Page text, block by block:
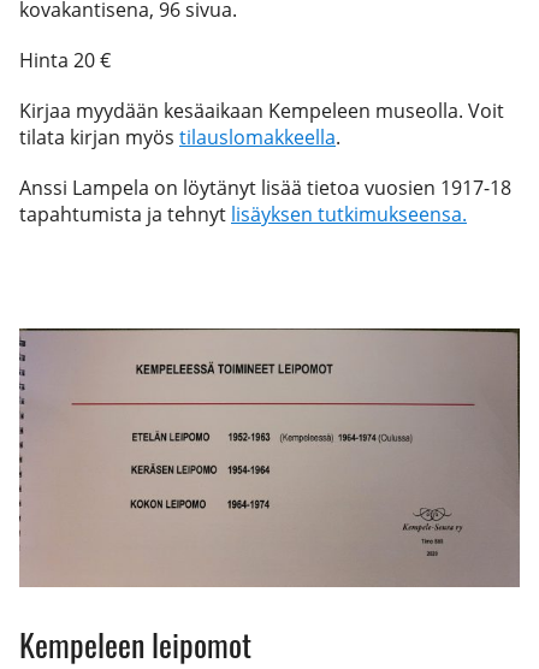
kovakantisena, 96 sivua.
Hinta 20 €
Kirjaa myydään kesäaikaan Kempeleen museolla. Voit
tilata kirjan myös tilauslomakkeella.
Anssi Lampela on löytänyt lisää tietoa vuosien 1917-18
tapahtumista ja tehnyt lisäyksen tutkimukseensa.
Kempeleen leipomot